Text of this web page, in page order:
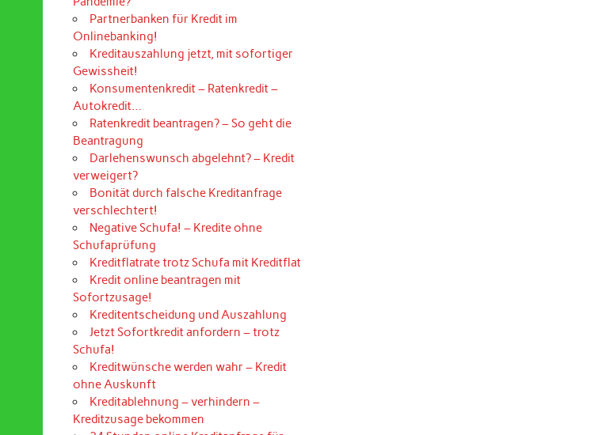
Partnerbanken für Kredit im
Onlinebanking!
Kreditauszahlung jetzt, mit sofortiger
Gewissheit!
Konsumentenkredit – Ratenkredit –
Autokredit…
Ratenkredit beantragen? – So geht die
Beantragung
Darlehenswunsch abgelehnt? – Kredit
verweigert?
Bonität durch falsche Kreditanfrage
verschlechtert!
Negative Schufa! – Kredite ohne
Schufaprüfung
Kreditflatrate trotz Schufa mit Kreditflat
Kredit online beantragen mit
Sofortzusage!
Kreditentscheidung und Auszahlung
Jetzt Sofortkredit anfordern – trotz
Schufa!
Kreditwünsche werden wahr – Kredit
ohne Auskunft
Kreditablehnung – verhindern –
Kreditzusage bekommen